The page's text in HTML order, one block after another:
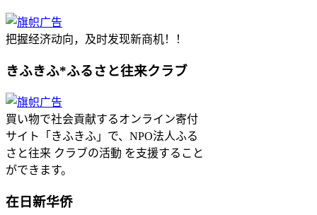
把握经济动向，及时发现新商机！！
きふきふ*ふるさと往来クラブ
買い物で社会貢献するオンライン寄付
サイト「きふきふ」で、NPO法人ふる
さと往来 クラブの活動 を支援すること
ができます。
在日新华侨